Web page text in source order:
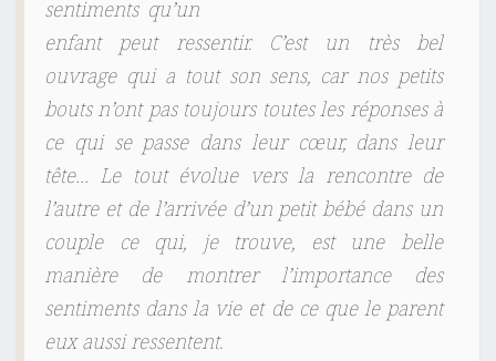
L
E
C
T
U
R
2
0
1
sentiments qu’un
enfant peut ressentir. C’est un très bel
ouvrage qui a tout son sens, car nos petits
bouts n’ont pas toujours toutes les réponses à
ce qui se passe dans leur cœur, dans leur
tête… Le tout évolue vers la rencontre de
l’autre et de l’arrivée d’un petit bébé dans un
couple ce qui, je trouve, est une belle
manière de montrer l’importance des
sentiments dans la vie et de ce que le parent
eux aussi ressentent.